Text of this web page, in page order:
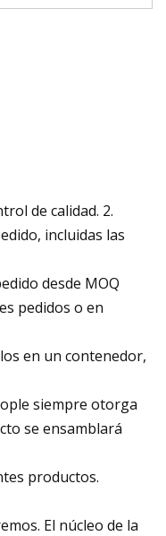
de calidad. 2.
incluidas las
desde MOQ
pedidos o en
en un contenedor,
siempre otorga
se ensamblará
productos.
El núcleo de la